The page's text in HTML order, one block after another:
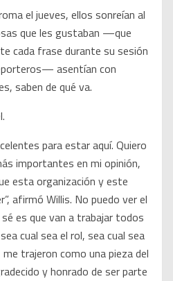
el jueves, ellos sonreían al
que les gustaban —que
cada frase durante su sesión
asentían con
saben de qué va.
para estar aquí. Quiero
importantes en mi opinión,
esta organización y este
afirmó Willis. No puedo ver el
es que van a trabajar todos
cual sea el rol, sea cual sea
trajeron como una pieza del
y honrado de ser parte